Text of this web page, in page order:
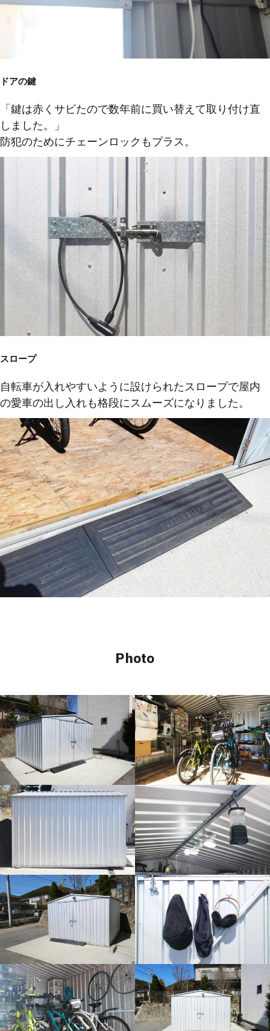
ドアの鍵
「鍵は赤くサビたので数年前に買い替えて取り付け直
しました。」
防犯のためにチェーンロックもプラス。
スロープ
自転車が入れやすいように設けられたスロープで屋内
の愛車の出し入れも格段にスムーズになりました。
Photo